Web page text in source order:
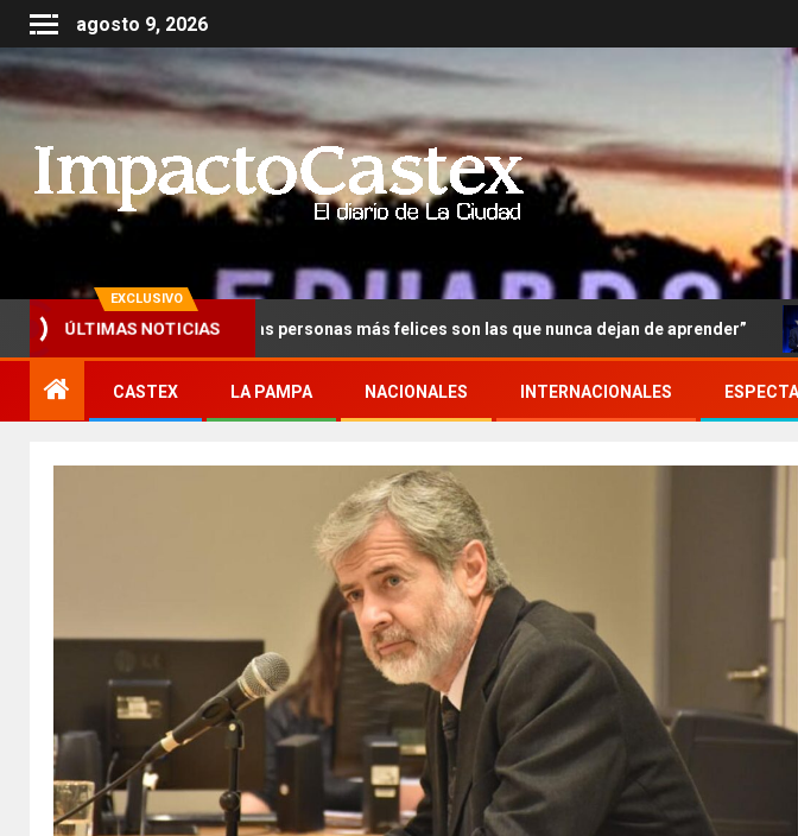
agosto 9, 2026
EXCLUSIVO
ÚLTIMAS NOTICIAS
de Harvard: “Las personas más felices son las que nunca dejan de aprender” Greg
CASTEX LA PAMPA NACIONALES INTERNACIONALES